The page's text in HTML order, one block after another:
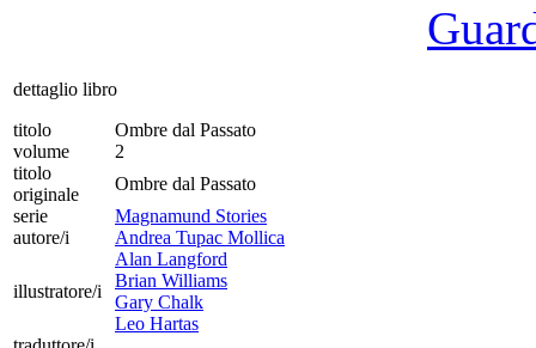
dettaglio libro
titolo
Ombre dal Passato
volume
2
titolo
originale
Ombre dal Passato
serie
Magnamund Stories
autore/i
Andrea Tupac Mollica
illustratore/i
Alan Langford
Brian Williams
Gary Chalk
Leo Hartas